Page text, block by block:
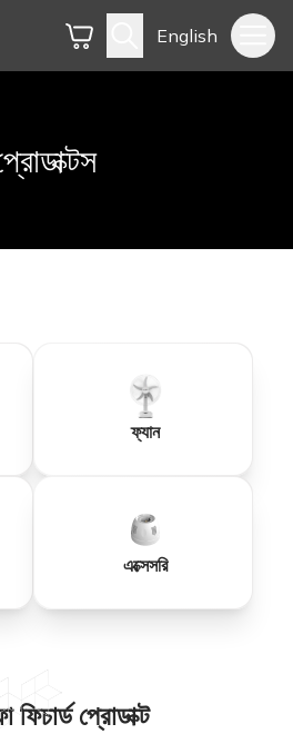
English
ফ্যান
এক্সেসরি
ফিচার্ড প্রোডাক্ট